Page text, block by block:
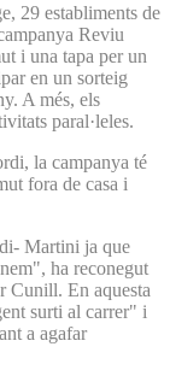
29 establiments de
Reviu
i una tapa per un
en un sorteig
A més, els
paral·leles.
la campanya té
fora de casa i
Martini ja que
ha reconegut
Cunill. En aquesta
surti al carrer" i
a agafar